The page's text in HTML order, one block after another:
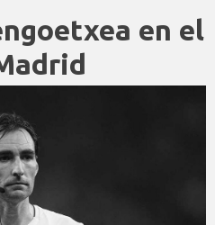
en el